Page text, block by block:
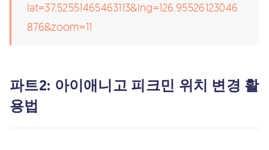
lat=37.52551465463113&lng=126.95526123046
876&zoom=11
파트2: 아이애니고 피크민 위치 변경 활
용법